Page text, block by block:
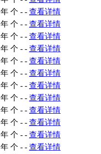
年 个 - - 查看详情
年 个 - - 查看详情
年 个 - - 查看详情
年 个 - - 查看详情
年 个 - - 查看详情
年 个 - - 查看详情
年 个 - - 查看详情
年 个 - - 查看详情
年 个 - - 查看详情
年 个 - - 查看详情
年 个 - - 查看详情
年 个 - - 查看详情